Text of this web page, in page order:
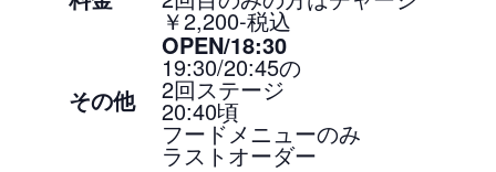
￥2,200-税込
その他
OPEN/18:30
19:30/20:45の
2回ステージ
20:40頃
フードメニューのみ
ラストオーダー